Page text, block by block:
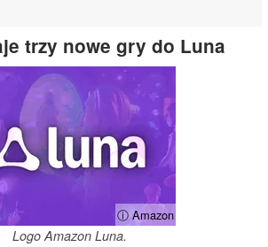
trzy nowe gry do Luna
ⓘ Amazon
Logo Amazon Luna.